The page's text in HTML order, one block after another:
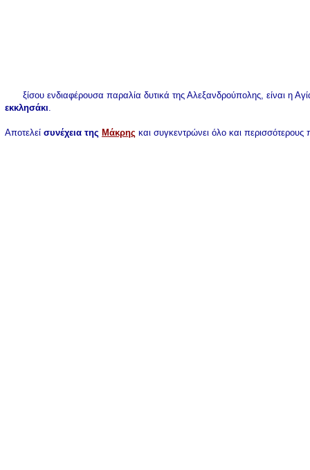
ξίσου ενδιαφέρουσα παραλία δυτικά της Αλεξανδρούπολης, είναι η
εκκλησάκι.
Αποτελεί συνέχεια της Μάκρης και συγκεντρώνει όλο και